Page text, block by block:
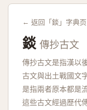
← 返回「錟」字典页
錟 傳抄古文
傳抄古文是指漢以
古文與出土戰國文
是指兩者原本都是
這些古文經過歷代